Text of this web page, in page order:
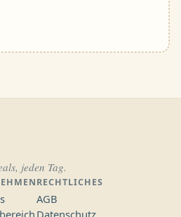
jeden Tag.
RECHTLICHES
AGB
Datenschutz